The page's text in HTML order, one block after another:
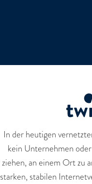
In der heutigen
kein Unternehmen
ziehen, an einem Ort zu
starken, stabilen